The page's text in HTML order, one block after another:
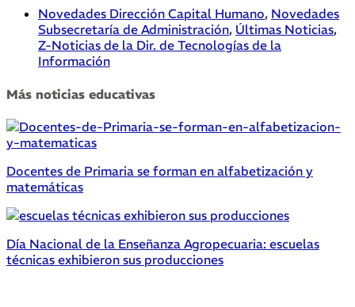
Novedades Dirección Capital Humano, Novedades
Subsecretaría de Administración, Últimas Noticias,
Z-Noticias de la Dir. de Tecnologías de la
Información
Más noticias educativas
Docentes de Primaria se forman en alfabetización y
matemáticas
Día Nacional de la Enseñanza Agropecuaria: escuelas
técnicas exhibieron sus producciones